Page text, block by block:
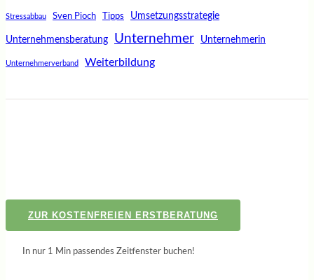
Stressabbau Sven Pioch Tipps Umsetzungsstrategie
Unternehmensberatung Unternehmer Unternehmerin
Unternehmerverband Weiterbildung
ZUR KOSTENFREIEN ERSTBERATUNG
In nur 1 Min passendes Zeitfenster buchen!